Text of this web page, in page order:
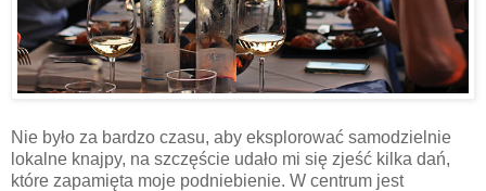
Nie było za bardzo czasu, aby eksplorować samodzielnie
lokalne knajpy, na szczęście udało mi się zjeść kilka dań,
które zapamięta moje podniebienie. W centrum jest